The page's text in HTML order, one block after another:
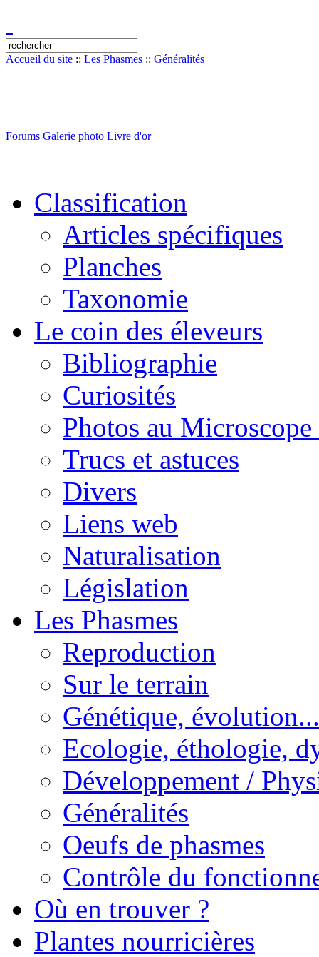
Accueil du site :: Les Phasmes :: Généralités
Forums Galerie photo Livre d'or
Classification
Articles spécifiques
Planches
Taxonomie
Le coin des éleveurs
Bibliographie
Curiosités
Photos au
Trucs et astuces
Divers
Liens web
Naturalisation
Législation
Les Phasmes
Reproduction
Sur le terrain
Génétique, évolution...
Ecologie, éthologie,
Développement /
Généralités
Oeufs de phasmes
Contrôle du
Où en trouver ?
Plantes nourricières